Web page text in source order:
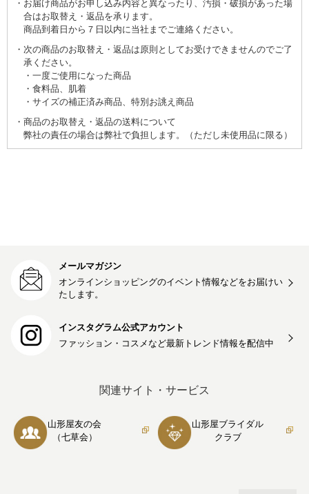
お届け商品がお申し込み内容と異なったり、汚損・破損があった場
合はお取替え・返品を承ります。
商品到着日から７日以内に当社までご連絡ください。
次の商品のお取替え・返品は原則としてお受けできませんのでご了
承ください。
一度ご使用になった商品
食料品、肌着
サイズの補正済み商品、特別お誂え商品
商品のお取替え・返品の送料について
弊社の責任の場合は弊社で負担します。（ただし未使用品に限る）
メールマガジン
オンラインショッピングのイベント情報などをお届けい
たします。
インスタグラム公式アカウント
ファッション・コスメなど最新トレンド情報を配信中
関連サイト・サービス
山形屋友の会
（七草会）
山形屋ブライダル
クラブ